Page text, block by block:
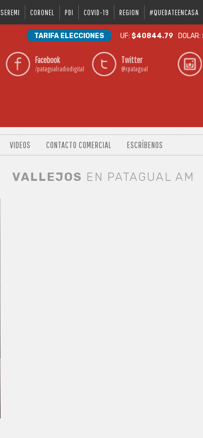
SEREMI CORONEL PDI COVID-19 REGION #QUEDATEENCASA
TARIFA ELECCIONES UF:$40844.79 DOLAR:
Facebook
/patagualradiodigital
Twitter
@rpatagual
VIDEOS CONTACTO COMERCIAL ESCRÍBENOS
VALLEJOS EN PATAGUAL AM